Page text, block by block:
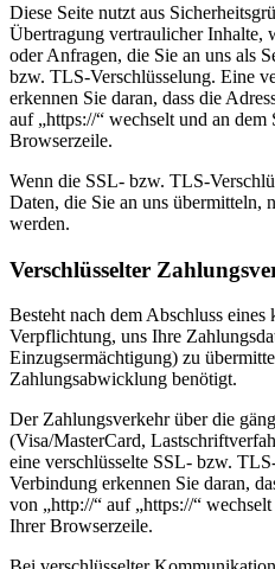
Diese Seite nutzt aus
Übertragung vertraulicher Inhalte,
oder Anfragen, die Sie an uns als
bzw. TLS-Verschlüsselung. Eine
erkennen Sie daran, dass die
auf „https://“ wechselt und an
Browserzeile.
Wenn die SSL- bzw. TLS-
Daten, die Sie an uns übermitteln,
werden.
Verschlüsselter
Besteht nach dem Abschluss
Verpflichtung, uns Ihre
Einzugsermächtigung) zu
Zahlungsabwicklung benötigt.
Der Zahlungsverkehr über die
(Visa/MasterCard,
eine verschlüsselte SSL- bzw.
Verbindung erkennen Sie daran,
von „http://“ auf „https://“
Ihrer Browserzeile.